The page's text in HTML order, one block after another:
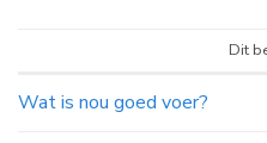
Dit
Wat is nou goed voer?